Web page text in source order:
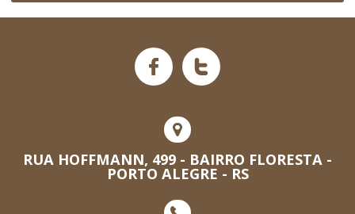
RUA HOFFMANN, 499 - BAIRRO FLORESTA -
PORTO ALEGRE - RS